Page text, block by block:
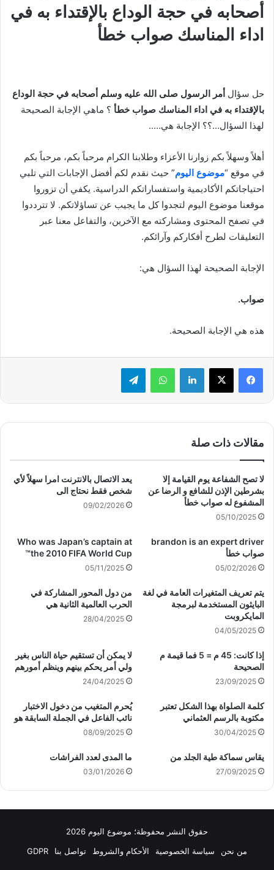
أصحابه في حجة الوداع بالإقتداء به في
اداء المناسك صواب خطأ
حل سؤال أمر الرسول صلى الله عليه وسلم أصحابه في حجة الوداع
بالإقتداء به في اداء المناسك صواب خطأ ؟ ماهي الإجابة الصحيحة
لهذا السؤال…؟؟ الإجابة هي…..
أهلاً وسهلاً بكم زوارنا الأعزاء وطلابنا الكرام مرحباً بكم، مرحباً بكم
في موقع “موضوع اليوم” حيث نقدم لكم أفضل الإجابات التي تلبي
احتياجاتكم الأكاديمية واستفساراتكم الدراسية. يكفي أن تزوروا
موقعنا موضوع اليوم لتجدوا كل ما يجيب عن تساؤلاتكم. لا تترددوا
في تصفح المحتوى ومشاركته مع الآخرين، والتفاعل معنا عبر
التعليقات لطرح أفكاركم وآرائكم.
الإجابة الصحيحة لهذا السؤال هي:
صواب.
هذه هي الإجابة الصحيحة.
لينكدإن واتساب تيلقرام
مقالات ذات صلة
لا تصح الشفاعة يوم القيامة إلا
بشرطين الإذن للشافع و الرضا عن
المشفوع له صواب خطأ
05/10/2025
يعد الاتصال بالانترنت امرا سهلاً لأي
شخص فقط نحتاج الى
09/02/2026
brandon is an expert driver
صواب خطأ
05/02/2026
Who was Japan’s captain at
the 2010 FIFA World Cup™
05/11/2025
يتم تعريف المتغيرات العامة في لغة
البايثون المستخدمة لبرمجة
المايكروبت
04/05/2025
من دول المحور المشاركة في
الحرب العالمية الثانية هي
28/04/2025
إذا كانت: 45 م = 5 فما قيمة م
الصحيحة
23/09/2025
لا يمكن أن تستقيم حياة الناس بغير
ولي أمر يحكم بينهم وينظم أمورهم
24/04/2025
كلمة الصلواة بهذا الشكل تعتبر
مكتوبة بالرسم العثماني
30/04/2025
يُحرم المتغيب من دخول الاختبار
نائب الفاعل في الجملة السابقة هو
08/09/2025
يقاس سماكة طية الجلد من
27/09/2025
ما المدى لعدد الفراشات
03/01/2026
حقوق النشر محفوظة؛ موضوع اليوم 2026
من نحن
سياسة الخصوصية الأحكام والشروط تواصل بنا GDPR